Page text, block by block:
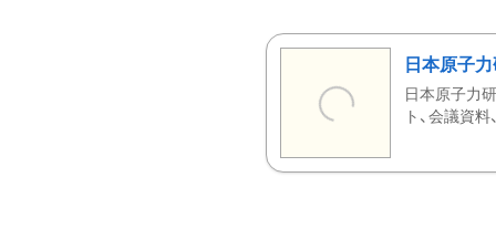
日本原子
日本原子力
ト、会議資